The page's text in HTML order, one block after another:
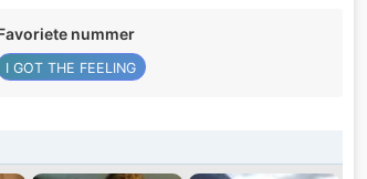
nummer
I GOT THE FEELING